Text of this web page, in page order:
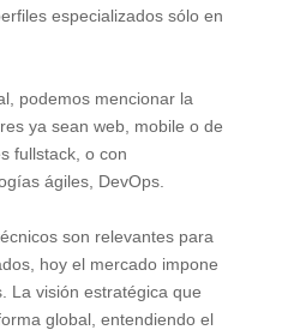
especializados sólo en
podemos mencionar la
ya sean web, mobile o de
fullstack, o con
ágiles, DevOps.
son relevantes para
hoy el mercado impone
La visión estratégica que
global, entendiendo el